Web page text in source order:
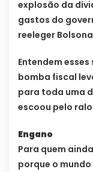
explosão da
gastos do
reeleger
Entendem
bomba fiscal
para toda uma
escoou pelo
Engano
Para quem
porque o